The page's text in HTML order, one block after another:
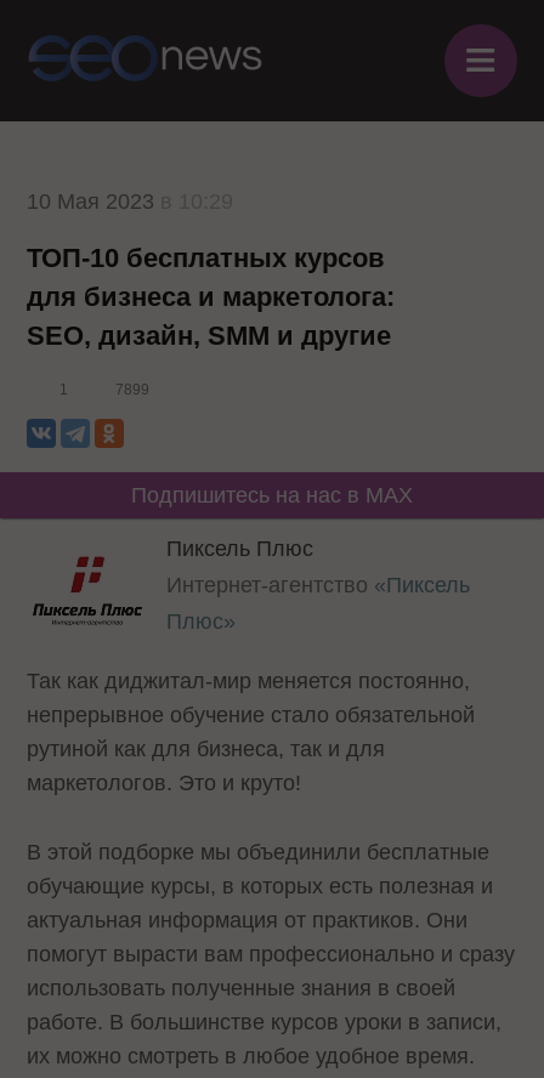
≡
10 Мая 2023
ТОП-10 бесплатных курсов
для бизнеса и маркетолога:
SEO, дизайн, SMM и другие
1 7899
Подпишитесь на нас в MAX
Пиксель Плюс
Интернет-агентство «Пиксель
Плюс»
Так как диджитал-мир меняется постоянно,
непрерывное обучение стало обязательной
рутиной как для бизнеса, так и для
маркетологов. Это и круто!
В этой подборке мы объединили бесплатные
обучающие курсы, в которых есть полезная и
актуальная информация от практиков. Они
помогут вырасти вам профессионально и сразу
использовать полученные знания в своей
работе. В большинстве курсов уроки в записи,
их можно смотреть в любое удобное время.